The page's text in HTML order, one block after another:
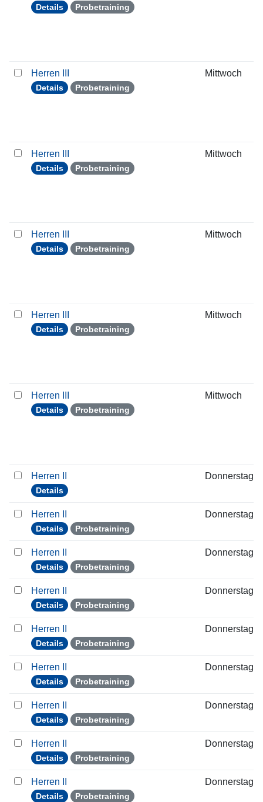
Details Probetraining
Herren III
Details Probetraining
Mittwoch
Herren III
Details Probetraining
Mittwoch
Herren III
Details Probetraining
Mittwoch
Herren III
Details Probetraining
Mittwoch
Herren III
Details Probetraining
Mittwoch
Herren II
Details
Donnerstag
Herren II
Details Probetraining
Donnerstag
Herren II
Details Probetraining
Donnerstag
Herren II
Details Probetraining
Donnerstag
Herren II
Details Probetraining
Donnerstag
Herren II
Details Probetraining
Donnerstag
Herren II
Details Probetraining
Donnerstag
Herren II
Details Probetraining
Donnerstag
Herren II
Details Probetraining
Donnerstag